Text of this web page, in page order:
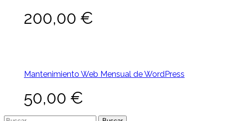
200,00 €
Mantenimiento Web Mensual de WordPress
50,00 €